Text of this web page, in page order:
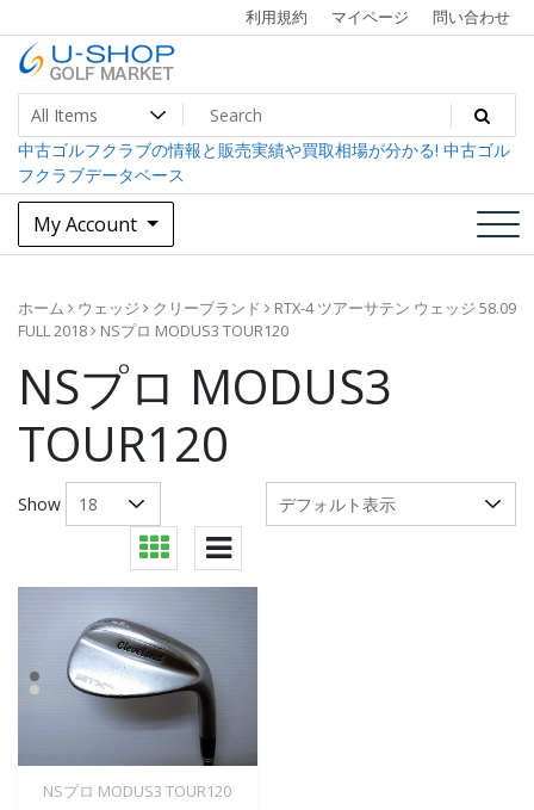
to
content
利用規約 マイページ 問い合わせ
U-SHOP Golf Market dev
中古ゴルフクラブ最大級！U-SHOPゴルフマーケット
中古ゴルフクラブの情報と販売実績や買取相場が分かる! 中古ゴル
フクラブデータベース
My Account
ホーム ウェッジ クリーブランド
RTX-4 ツアーサテン ウェッジ 58.09
FULL 2018
NSプロ MODUS3 TOUR120
NSプロ MODUS3
TOUR120
Show
NSプロ MODUS3 TOUR120